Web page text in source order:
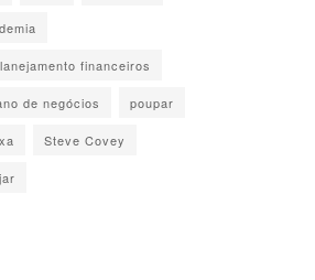
financeiros
de negócios poupar
Steve Covey